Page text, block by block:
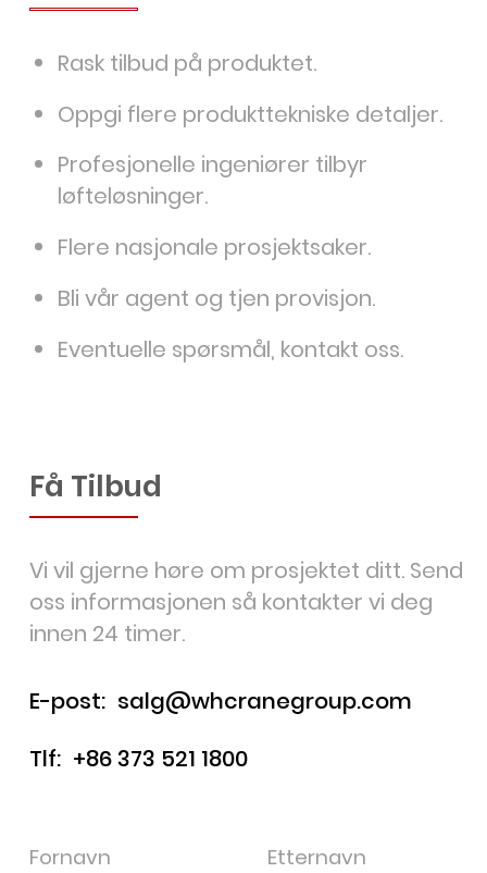
Rask tilbud på produktet.
Oppgi flere produkttekniske detaljer.
Profesjonelle ingeniører tilbyr
løfteløsninger.
Flere nasjonale prosjektsaker.
Bli vår agent og tjen provisjon.
Eventuelle spørsmål, kontakt oss.
Få Tilbud
Vi vil gjerne høre om prosjektet ditt. Send
oss informasjonen så kontakter vi deg
innen 24 timer.
E-post: salg@whcranegroup.com
Tlf: +86 373 521 1800
Fornavn Etternavn